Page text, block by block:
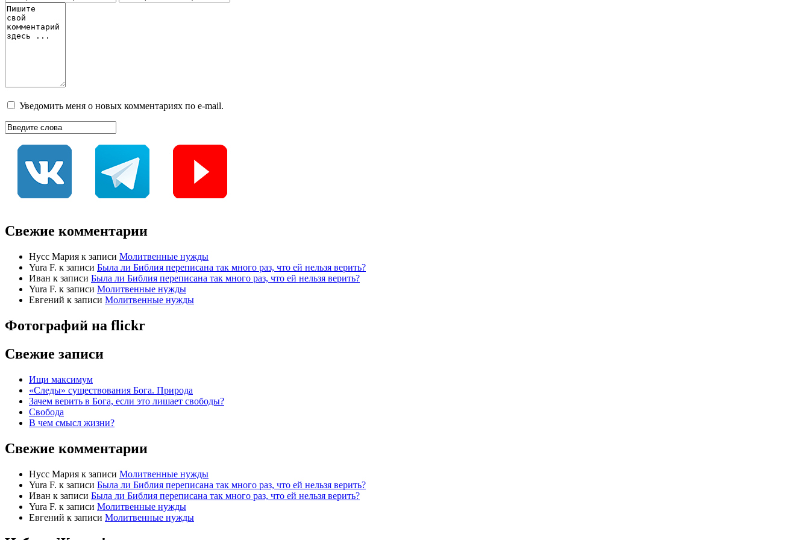
Уведомить меня о новых комментариях по e-mail.
Свежие комментарии
Нусс Мария к записи Молитвенные нужды
Yura F. к записи Была ли Библия переписана так много раз, что ей нельзя верить?
Иван к записи Была ли Библия переписана так много раз, что ей нельзя верить?
Yura F. к записи Молитвенные нужды
Евгений к записи Молитвенные нужды
Фотографий на flickr
Свежие записи
Ищи максимум
«Следы» существования Бога. Природа
Зачем верить в Бога, если это лишает свободы?
Свобода
В чем смысл жизни?
Свежие комментарии
Нусс Мария к записи Молитвенные нужды
Yura F. к записи Была ли Библия переписана так много раз, что ей нельзя верить?
Иван к записи Была ли Библия переписана так много раз, что ей нельзя верить?
Yura F. к записи Молитвенные нужды
Евгений к записи Молитвенные нужды